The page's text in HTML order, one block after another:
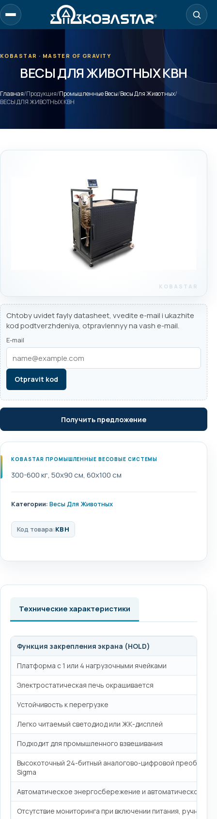
Перейти
к
содержанию
KOBASTAR · MASTER OF GRAVITY
ВЕСЫ ДЛЯ ЖИВОТНЫХ KBH
Главная/Продукция/Промышленные Весы/Весы Для Животных/
ВЕСЫ ДЛЯ ЖИВОТНЫХ KBH
Chtoby uvidet fayly datasheet, vvedite e-mail i ukazhite
kod podtverzhdeniya, otpravlennyy na vash e-mail.
E-mail
Otpravit kod
Получить предложение
KOBASTAR ПРОМЫШЛЕННЫЕ ВЕСОВЫЕ СИСТЕМЫ
300-600 кг, 50x90 см, 60x100 см
Категории: Весы Для Животных
Код товара:KBH
Технические характеристики
Функция закрепления экрана (HOLD)
Платформа с 1 или 4 нагрузочными ячейками
Электростатическая печь окрашивается
Устойчивость к перегрузке
Легко читаемый светодиод или ЖК-дисплей
Подходит для промышленного взвешивания
Высокоточный 24-битный аналогово-цифровой
Sigma
Автоматическое энергосбережение и автоматическое
Отсутствие мониторинга при включении питания, ручной